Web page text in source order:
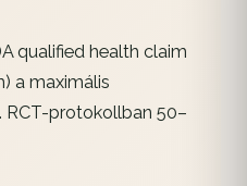
qualified health claim
a maximális
protokollban 50–